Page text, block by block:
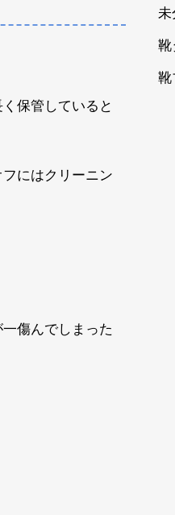
保管していると
にはクリーニン
傷んでしまった
未
靴
靴